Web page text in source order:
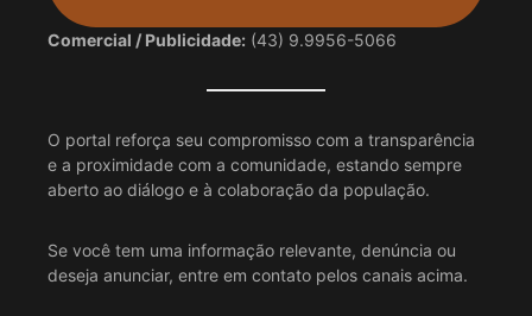
Comercial / Publicidade: (43) 9.9956-5066
O portal reforça seu compromisso com a transparência
e a proximidade com a comunidade, estando sempre
aberto ao diálogo e à colaboração da população.
Se você tem uma informação relevante, denúncia ou
deseja anunciar, entre em contato pelos canais acima.